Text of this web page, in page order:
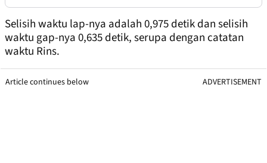
Selisih waktu lap-nya adalah 0,975 detik dan selisih
waktu gap-nya 0,635 detik, serupa dengan catatan
waktu Rins.
Article continues below ADVERTISEMENT